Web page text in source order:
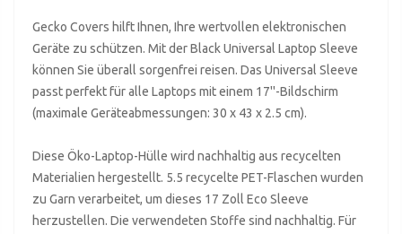
Gecko Covers hilft Ihnen, Ihre wertvollen elektronischen
Geräte zu schützen. Mit der Black Universal Laptop Sleeve
können Sie überall sorgenfrei reisen. Das Universal Sleeve
passt perfekt für alle Laptops mit einem 17''-Bildschirm
(maximale Geräteabmessungen: 30 x 43 x 2.5 cm).
Diese Öko-Laptop-Hülle wird nachhaltig aus recycelten
Materialien hergestellt. 5.5 recycelte PET-Flaschen wurden
zu Garn verarbeitet, um dieses 17 Zoll Eco Sleeve
herzustellen. Die verwendeten Stoffe sind nachhaltig. Für